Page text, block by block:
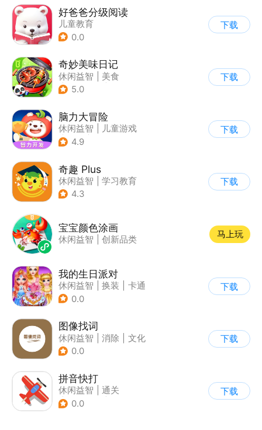
好爸爸分级阅读
儿童教育
0.0
下载
奇妙美味日记
休闲益智
美食
| 宝宝巴士
5.0
下载
脑力大冒险
休闲益智
儿童游戏
| 卡通
4.9
下载
奇趣 Plus
休闲益智
学习教育
| 儿童游戏
4.3
下载
宝宝颜色涂画
休闲益智 创新品类
马上玩
我的生日派对
休闲益智 换装
卡通
0.0
下载
图像找词
休闲益智 消除
文化
| 清新
0.0
下载
拼音快打
休闲益智
通关
| 学习教育
0.0
下载